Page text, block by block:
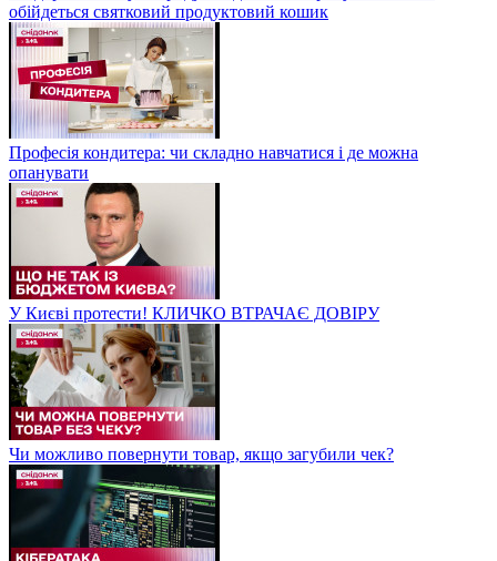
обійдеться святковий продуктовий кошик
Професія кондитера: чи складно навчатися і де можна
опанувати
У Києві протести! КЛИЧКО ВТРАЧАЄ ДОВІРУ
Чи можливо повернути товар, якщо загубили чек?